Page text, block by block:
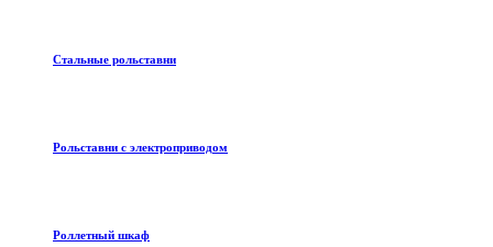
Стальные рольставни
Рольставни с электроприводом
Роллетный шкаф